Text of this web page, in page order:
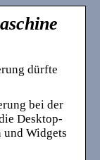
dürfte
bei der
Desktop-
Widgets